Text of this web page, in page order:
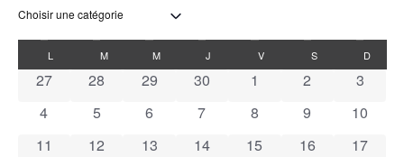
vues
Évènements
Sélectionnez
une
date.Calendrier
de
Évènements
L M M J V S D
0 évènements
27 0 évènements
28 0 évènements
29 0 évènements
30 0 évènements
1 0 évènements
2 0
3
0 évènements
4 0 évènements
5 0 évènements
6 0 évènements
7 0 évènements
8 0 évènements
9 0
10
0 évènements
11 0 évènements
12 0 évènements
13 0 évènements
14 0 évènements
15 0 évènements
16 0
17